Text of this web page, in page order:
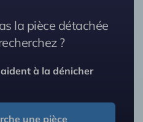
la pièce détachée
?
à la dénicher
une pièce